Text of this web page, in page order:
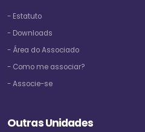
- Estatuto
- Downloads
- Área do Associado
- Como me associar?
- Associe-se
Outras Unidades